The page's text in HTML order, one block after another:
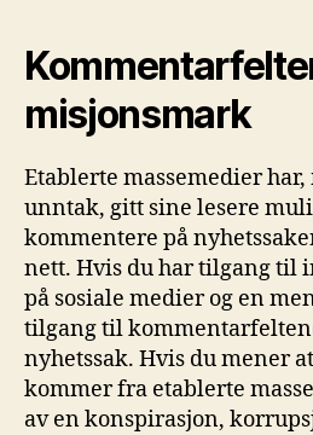
misjonsmark
Etablerte massemedier
unntak, gitt sine lesere
kommentere på
nett. Hvis du har tilgang til
på sosiale medier og en
tilgang til
nyhetssak. Hvis du mener
kommer fra etablerte
av en konspirasjon,